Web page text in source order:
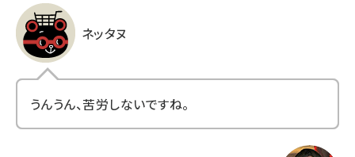
ネッタヌ
うんうん、苦労しないですね。